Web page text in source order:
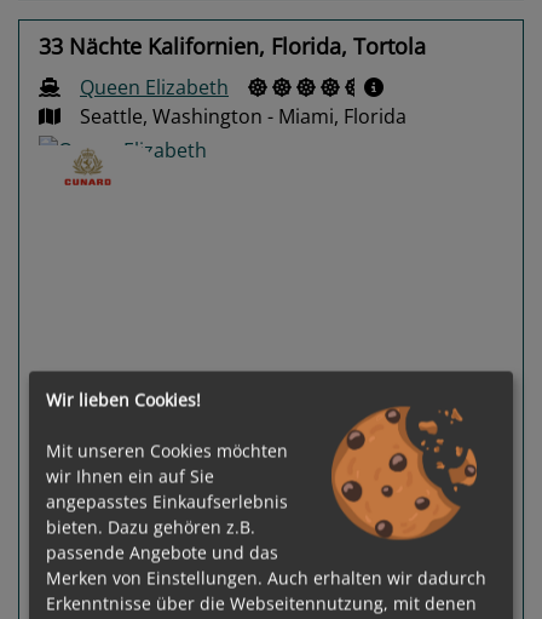
33 Nächte Kalifornien, Florida, Tortola
Queen Elizabeth
Seattle, Washington - Miami, Florida
88 %
Gewählter Termin:
24.09.2026 - 27.10.2026
Leistungspakete
ab€ 3.770,-
zur Reise
Wir lieben Cookies!
Mit unseren Cookies möchten
wir Ihnen ein auf Sie
angepasstes Einkaufserlebnis
bieten. Dazu gehören z.B.
passende Angebote und das
Merken von Einstellungen. Auch erhalten wir dadurch
Erkenntnisse über die Webseitennutzung, mit denen